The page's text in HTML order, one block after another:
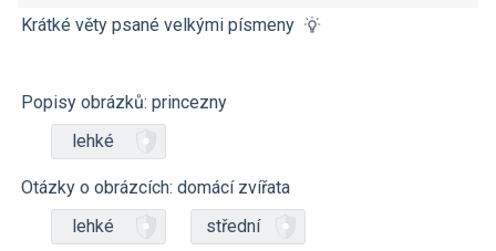
Krátké věty psané velkými písmeny
Popisy obrázků: princezny
lehké
Otázky o obrázcích: domácí zvířata
lehké
střední